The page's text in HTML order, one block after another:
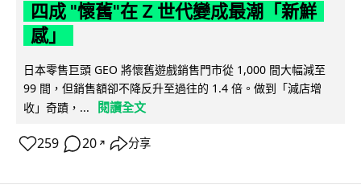
四成 "懷舊"在 Z 世代變成最潮「新鮮
感」
日本零售巨頭 GEO 將懷舊遊戲銷售門市從 1,000 間大幅減至
99 間，但銷售額卻不降反升至過往的 1.4 倍。做到「減店增
收」奇蹟，...
閱讀全文
259 20 ↗ 分享